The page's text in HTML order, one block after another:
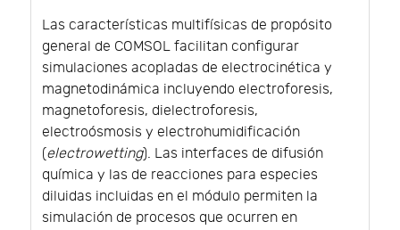
Las características multifísicas de propósito
general de COMSOL facilitan configurar
simulaciones acopladas de electrocinética y
magnetodinámica incluyendo electroforesis,
magnetoforesis, dielectroforesis,
electroósmosis y electrohumidificación
(electrowetting). Las interfaces de difusión
química y las de reacciones para especies
diluidas incluidas en el módulo permiten la
simulación de procesos que ocurren en